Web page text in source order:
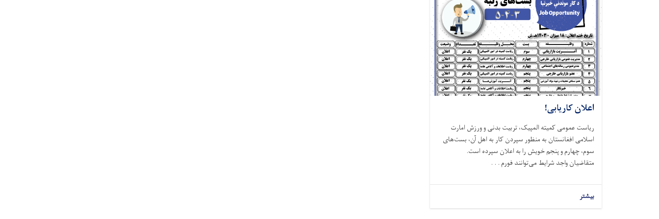
اعلان کاریابی!
ریاست عمومی کمیته المپیک، تربیت بدنی و ورزش امارت
اسلامی افغانستان به منظور سپردن کار به اهل آن، بست‌های
سوم، چهارم و پنجم خویش را به اعلان سپرده است.
متقاضیان واجد شرایط می‌توانند فورم . . .
بیشتر